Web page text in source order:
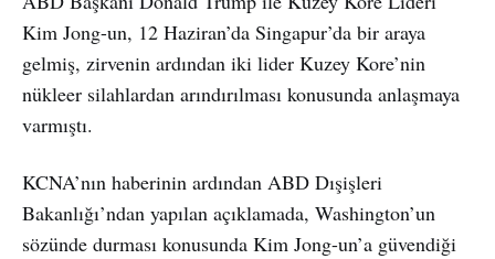
Kim Jong-un, 12 Haziran’da Singapur’da bir araya
gelmiş, zirvenin ardından iki lider Kuzey Kore’nin
nükleer silahlardan arındırılması konusunda anlaşmaya
varmıştı.
KCNA’nın haberinin ardından ABD Dışişleri
Bakanlığı’ndan yapılan açıklamada, Washington’un
sözünde durması konusunda Kim Jong-un’a güvendiği